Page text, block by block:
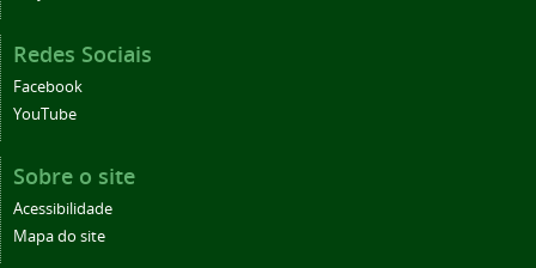
Redes Sociais
Facebook
YouTube
Sobre o site
Acessibilidade
Mapa do site